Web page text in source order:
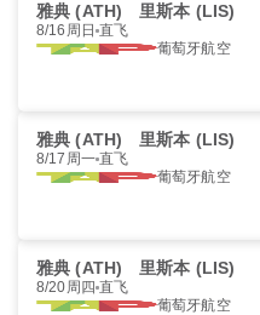
雅典 (ATH) 里斯本 (LIS)
8/16周日 直飞
葡萄牙航空
雅典 (ATH) 里斯本 (LIS)
8/17周一 直飞
葡萄牙航空
雅典 (ATH) 里斯本 (LIS)
8/20周四 直飞
葡萄牙航空